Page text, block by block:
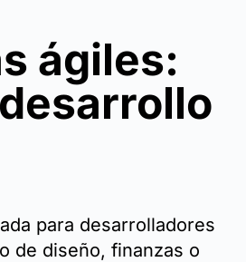
ágiles:
para desarrolladores
de diseño, finanzas o